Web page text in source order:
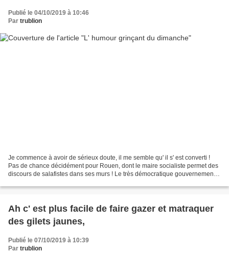
Publié le 04/10/2019 à 10:46
Par trublion
Je commence à avoir de sérieux doute, il me semble qu' il s' est converti !
Pas de chance décidément pour Rouen, dont le maire socialiste permet des
discours de salafistes dans ses murs ! Le très démocratique gouvernement
Ah c' est plus facile de faire gazer et matraquer
des gilets jaunes,
Publié le 07/10/2019 à 10:39
Par trublion